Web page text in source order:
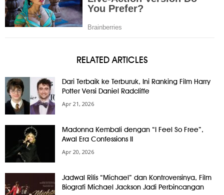
RELATED ARTICLES
Dari Terbaik ke Terburuk, Ini Ranking Film Harry
Potter Versi Daniel Radcliffe
Apr 21, 2026
Madonna Kembali dengan “I Feel So Free”,
Awal Era Confessions II
Apr 20, 2026
Jadwal Rilis “Michael” dan Kontroversinya, Film
Biografi Michael Jackson Jadi Perbincangan